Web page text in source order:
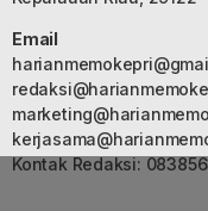
Email
Kontak Redaksi: